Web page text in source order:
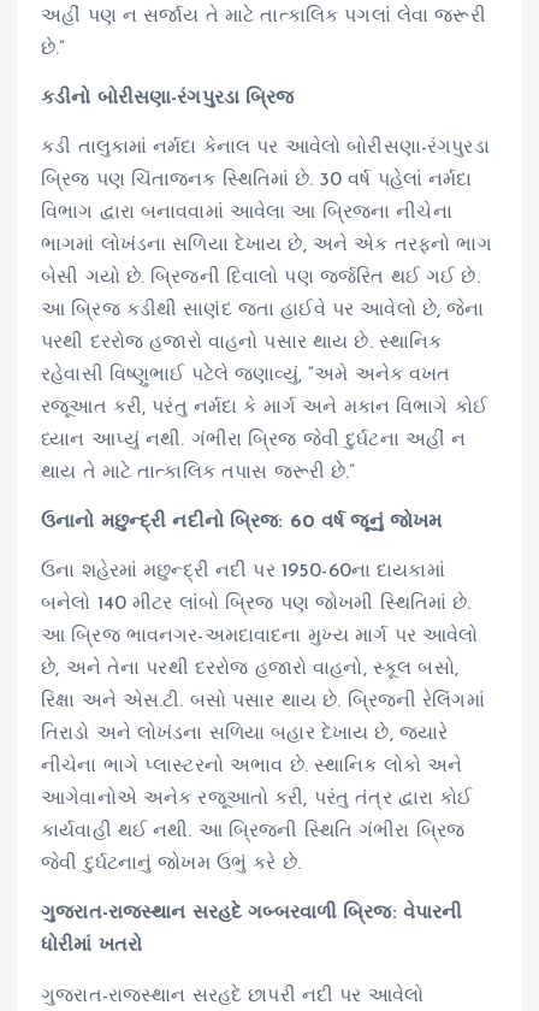
અહીં પણ ન સર્જાય તે માટે તાત્કાલિક પગલાં લેવા જરૂરી
છે.”
કડીનો બોરીસણા-રંગપુરડા બ્રિજ
કડી તાલુકામાં નર્મદા કેનાલ પર આવેલો બોરીસણા-રંગપુરડા
બ્રિજ પણ ચિંતાજનક સ્થિતિમાં છે. 30 વર્ષ પહેલાં નર્મદા
વિભાગ દ્વારા બનાવવામાં આવેલા આ બ્રિજના નીચેના
ભાગમાં લોખંડના સળિયા દેખાય છે, અને એક તરફનો ભાગ
બેસી ગયો છે. બ્રિજની દિવાલો પણ જર્જરિત થઈ ગઈ છે.
આ બ્રિજ કડીથી સાણંદ જતા હાઈવે પર આવેલો છે, જેના
પરથી દરરોજ હજારો વાહનો પસાર થાય છે. સ્થાનિક
રહેવાસી વિષ્ણુભાઈ પટેલે જણાવ્યું, “અમે અનેક વખત
રજૂઆત કરી, પરંતુ નર્મદા કે માર્ગ અને મકાન વિભાગે કોઈ
ધ્યાન આપ્યું નથી. ગંભીરા બ્રિજ જેવી દુર્ઘટના અહીં ન
થાય તે માટે તાત્કાલિક તપાસ જરૂરી છે.”
ઉનાનો મછુન્દ્રી નદીનો બ્રિજ: 60 વર્ષ જૂનું જોખમ
ઉના શહેરમાં મછુન્દ્રી નદી પર 1950-60ના દાયકામાં
બનેલો 140 મીટર લાંબો બ્રિજ પણ જોખમી સ્થિતિમાં છે.
આ બ્રિજ ભાવનગર-અમદાવાદના મુખ્ય માર્ગ પર આવેલો
છે, અને તેના પરથી દરરોજ હજારો વાહનો, સ્કૂલ બસો,
રિક્ષા અને એસ.ટી. બસો પસાર થાય છે. બ્રિજની રેલિંગમાં
તિરાડો અને લોખંડના સળિયા બહાર દેખાય છે, જ્યારે
નીચેના ભાગે પ્લાસ્ટરનો અભાવ છે. સ્થાનિક લોકો અને
આગેવાનોએ અનેક રજૂઆતો કરી, પરંતુ તંત્ર દ્વારા કોઈ
કાર્યવાહી થઈ નથી. આ બ્રિજની સ્થિતિ ગંભીરા બ્રિજ
જેવી દુર્ઘટનાનું જોખમ ઉભું કરે છે.
ગુજરાત-રાજસ્થાન સરહદે ગબ્બરવાળી બ્રિજ: વેપારની
ધોરીમાં ખતરો
ગુજરાત-રાજસ્થાન સરહદે છાપરી નદી પર આવેલો